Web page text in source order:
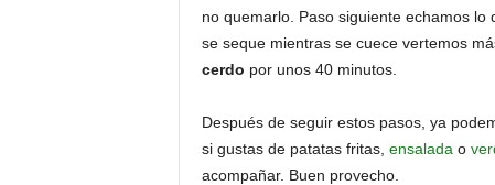
no quemarlo. Paso siguiente echamos
se seque mientras se cuece vertemos
cerdo por unos 40 minutos.
Después de seguir estos pasos, ya
si gustas de patatas fritas, ensalada o
acompañar. Buen provecho.